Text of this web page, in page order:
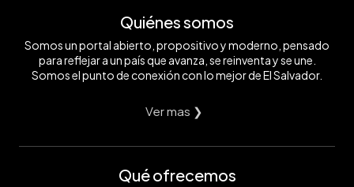
Quiénes somos
Somos un portal abierto, propositivo y moderno, pensado
para reflejar a un país que avanza, se reinventa y se une.
Somos el punto de conexión con lo mejor de El Salvador.
Ver mas ❯
Qué ofrecemos